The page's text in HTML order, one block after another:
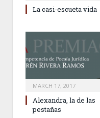
La casi-escueta vida
MARCH 17, 2017
Alexandra, la de las
pestañas